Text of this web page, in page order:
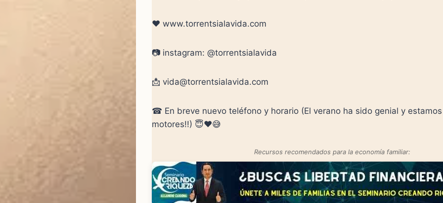
❤ www.torrentsialavida.com
📷 instagram: @torrentsialavida
📩 vida@torrentsialavida.com
☎ En breve nuevo teléfono y horario (El verano ha sido genial y
motores!!) 😇♥️😅
Recursos recomendados para la economía familiar: